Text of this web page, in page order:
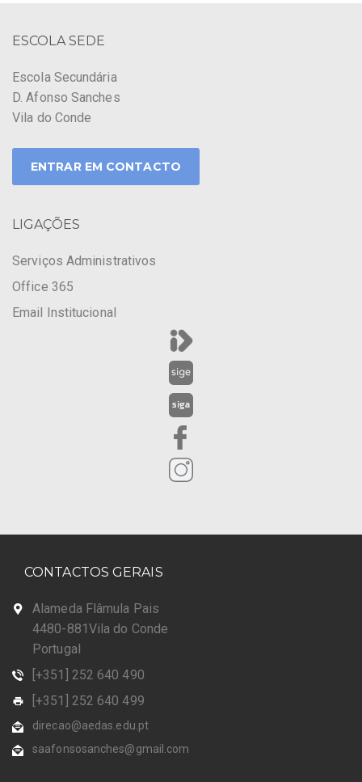
ESCOLA SEDE
Escola Secundária
D. Afonso Sanches
Vila do Conde
ENTRAR EM CONTACTO
LIGAÇÕES
Serviços Administrativos
Office 365
Email Institucional
CONTACTOS GERAIS
Alameda Flâmula Pais
4480-881Vila do Conde
Portugal
[+351] 252 640 490
[+351] 252 640 499
direcao@aedas.edu.pt
saafonsosanches@gmail.com